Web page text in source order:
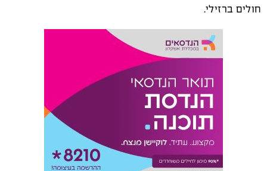
חולים ברזילי.